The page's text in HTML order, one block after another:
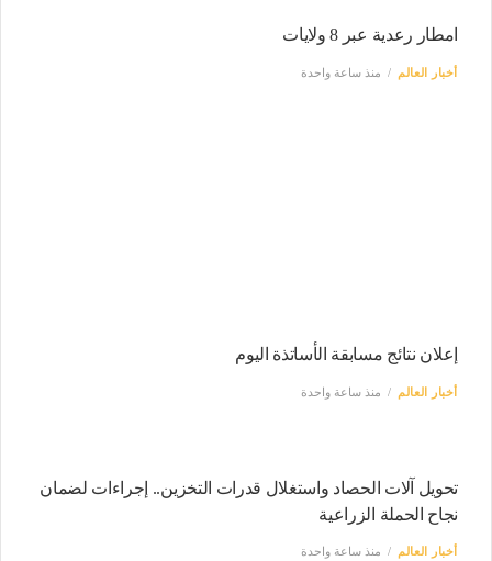
امطار رعدية عبر 8 ولايات
أخبار العالم منذ ساعة واحدة
إعلان نتائج مسابقة الأساتذة اليوم
أخبار العالم منذ ساعة واحدة
تحويل آلات الحصاد واستغلال قدرات التخزين.. إجراءات لضمان
نجاح الحملة الزراعية
أخبار العالم منذ ساعة واحدة